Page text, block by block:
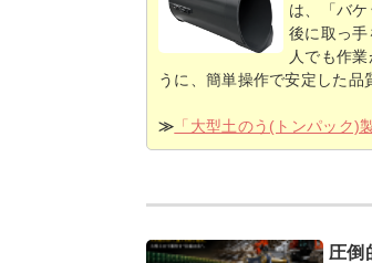
は、「バ
後に取っ
人でも作
うに、簡単操作で安定した品
≫ 「大型土のう(トンパック)
圧倒